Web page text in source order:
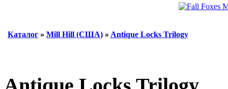
Каталог » Mill Hill (США) » Antique Locks Trilogy